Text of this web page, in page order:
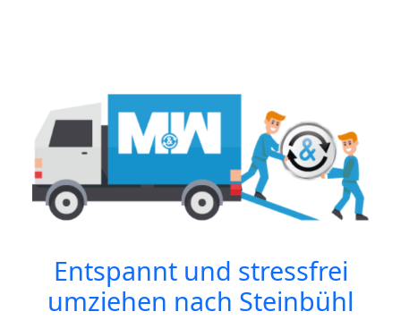
Entspannt und stressfrei
umziehen nach Steinbühl